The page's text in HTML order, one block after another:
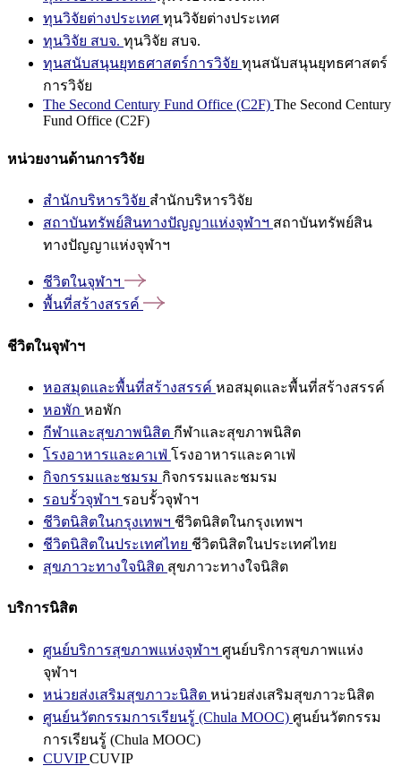
ทุนวิจัยต่างประเทศ ทุนวิจัยต่างประเทศ
ทุนวิจัย สบจ. ทุนวิจัย สบจ.
ทุนสนับสนุนยุทธศาสตร์การวิจัย ทุนสนับสนุนยุทธศาสตร์
การวิจัย
The Second Century Fund Office (C2F) The Second Century
Fund Office (C2F)
หน่วยงานด้านการวิจัย
สำนักบริหารวิจัย สำนักบริหารวิจัย
สถาบันทรัพย์สินทางปัญญาแห่งจุฬาฯ สถาบันทรัพย์สิน
ทางปัญญาแห่งจุฬาฯ
ชีวิตในจุฬาฯ
พื้นที่สร้างสรรค์
ชีวิตในจุฬาฯ
หอสมุดและพื้นที่สร้างสรรค์ หอสมุดและพื้นที่สร้างสรรค์
หอพัก หอพัก
กีฬาและสุขภาพนิสิต กีฬาและสุขภาพนิสิต
โรงอาหารและคาเฟ่ โรงอาหารและคาเฟ่
กิจกรรมและชมรม กิจกรรมและชมรม
รอบรั้วจุฬาฯ รอบรั้วจุฬาฯ
ชีวิตนิสิตในกรุงเทพฯ ชีวิตนิสิตในกรุงเทพฯ
ชีวิตนิสิตในประเทศไทย ชีวิตนิสิตในประเทศไทย
สุขภาวะทางใจนิสิต สุขภาวะทางใจนิสิต
บริการนิสิต
ศูนย์บริการสุขภาพแห่งจุฬาฯ ศูนย์บริการสุขภาพแห่ง
จุฬาฯ
หน่วยส่งเสริมสุขภาวะนิสิต หน่วยส่งเสริมสุขภาวะนิสิต
ศูนย์นวัตกรรมการเรียนรู้ (Chula MOOC) ศูนย์นวัตกรรม
การเรียนรู้ (Chula MOOC)
CUVIPCUVIP